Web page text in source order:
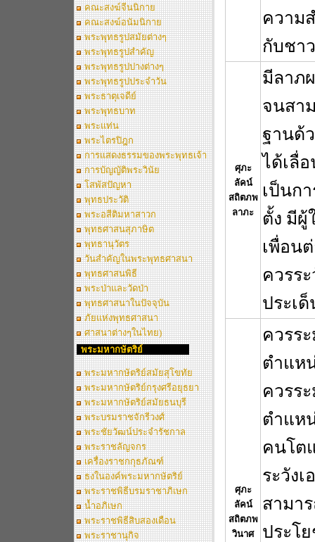
คณะสงฆ์จีนนิกาย
คณะสงฆ์อนัมนิกาย
พระพุทธรูปสมัยต่างๆ
พระพุทธรูปสำคัญ
พระพุทธรูปปางต่างๆ
พระพุทธรูปประจำวัน
พระธาตุเจดีย์
พระพุทธบาท
พระแท่น
พระไตรปิฎก
การแสดงธรรมของพระพุทธเจ้า
การบัญญัติพระวินัย
โสพัสปัญหา
พุทธประวัติ
พระอสีติมหาสาวก
พุทธศาสนสุภาษิต
พุทธานุวัตร
วันสำคัญในพระพุทธศาสนา
พุทธศาสนพิธี
พระป่าและวัดป่า
พุทธศาสนาในปัจจุบัน
ภัยแห่งพุทธศาสนา
ศาสนาต่างๆในไทย)
พระมหากษัตริย์
พระมหากษัตริย์สมัยสุโขทัย
พระมหากษัตริย์กรุงศรีอยุธยา
พระมหากษัตริย์สมัยธนบุรี
พระบรมราชจักรีวงศ์
พระชัยวัฒน์ประจำรัชกาล
พระราชลัญจกร
เครื่องราชกกุธภัณฑ์
ธงในองค์พระมหากษัตริย์
พระราชพิธีบรมราชาภิเษก
น้ำอภิเษก
พระราชพิธีสิบสองเดือน
พระราชานุกิจ
ความ
กับชา
ศุภะ
ลัคน์
สถิตภพ
ลาภะ
มีลาภ
จนสา
ฐานด้
ได้เลื่
เป็นก
ตั้ง มีผู้
เพื่อน
ควรร
ประเ
ศุภะ
ลัคน์
สถิตภพ
วินาศ
ควรร
ตำแห
ควรร
ตำแห
คนโต
ระวัง
สามา
ประโ